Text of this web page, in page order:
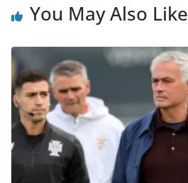
You May Also Like